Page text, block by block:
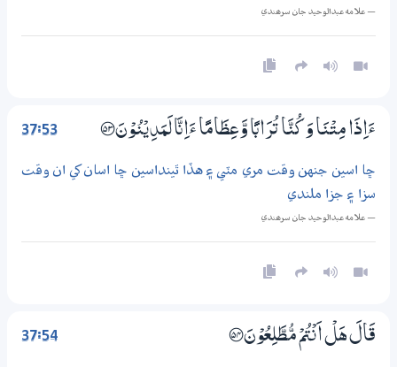
— علامه عبدالوحيد جان سرھندي
37:53 ءَاِذَا مِتْنَا وَكُنَّا تُرَابًا وَّعِظَامًا ءَاِنَّا لَمَدِيْنُوْنَ ؀53
ڇا اسين جنهن وقت مري مٽي ۽ هڏا ٿينداسين ڇا اسان کي ان وقت
سزا ۽ جزا ملندي
— علامه عبدالوحيد جان سرھندي
37:54 قَالَ هَلْ اَنْتُمْ مُّطَّلِعُوْنَ ؀54